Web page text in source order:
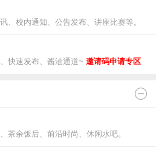
、校内通知、公告发布、讲座比赛等。
快速发布、酱油通道~ 邀请码申请专区
茶余饭后、前沿时尚、休闲水吧。